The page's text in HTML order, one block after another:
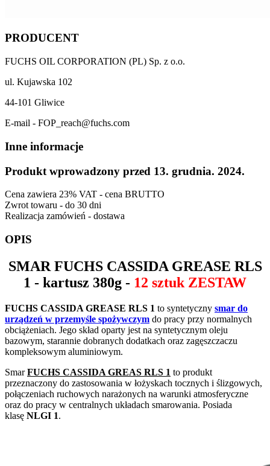
PRODUCENT
FUCHS OIL CORPORATION (PL) Sp. z o.o.
ul. Kujawska 102
44-101 Gliwice
E-mail - FOP_reach@fuchs.com
Inne informacje
Produkt wprowadzony przed 13. grudnia. 2024.
Cena zawiera 23% VAT - cena BRUTTO
Zwrot towaru - do 30 dni
Realizacja zamówień - dostawa
OPIS
SMAR FUCHS CASSIDA GREASE RLS
1 - kartusz 380g - 12 sztuk ZESTAW
FUCHS CASSIDA GREASE RLS 1 to syntetyczny smar do
urządzeń w przemyśle spożywczym do pracy przy normalnych
obciążeniach. Jego skład oparty jest na syntetycznym oleju
bazowym, starannie dobranych dodatkach oraz zagęszczaczu
kompleksowym aluminiowym.
SmarFUCHS CASSIDA GREAS RLS 1 to produkt
przeznaczony do zastosowania w łożyskach tocznych i ślizgowych,
połączeniach ruchowych narażonych na warunki atmosferyczne
oraz do pracy w centralnych układach smarowania. Posiada
klasę NLGI 1.